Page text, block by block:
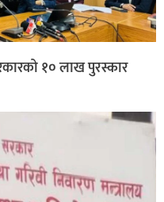
१० लाख पुरस्कार